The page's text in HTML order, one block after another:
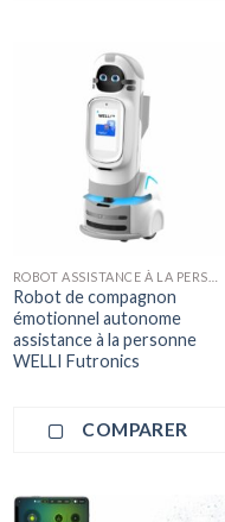
Robot de compagnon
émotionnel autonome
assistance à la personne
WELLI Futronics
COMPARER